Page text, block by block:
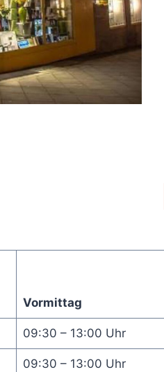
Vormittag
09:30 – 13:00 Uhr
09:30 – 13:00 Uhr